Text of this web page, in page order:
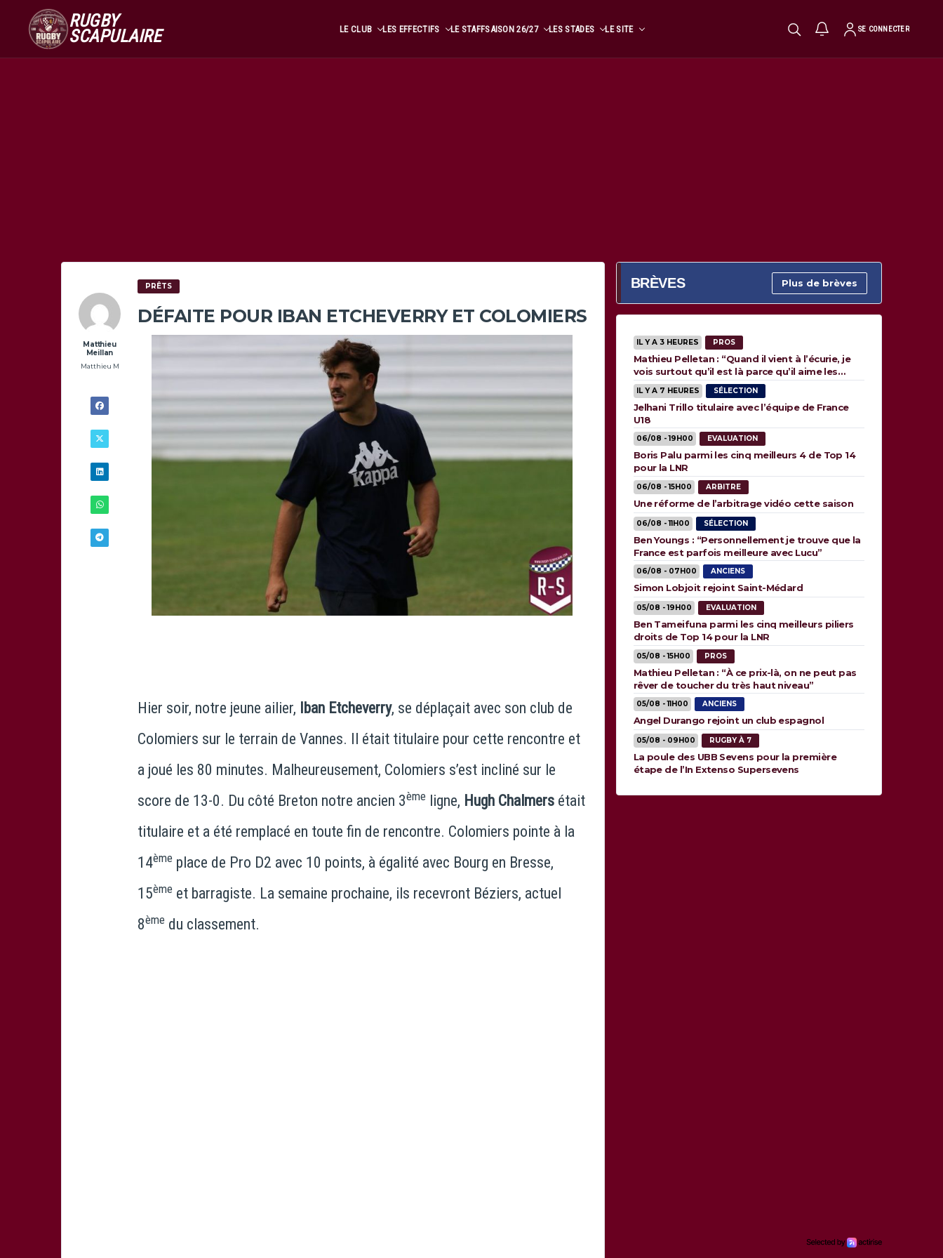
RUGBY
SCAPULAIRE LE CLUB LES EFFECTIFS LE STAFFSAISON 26/27 LES STADES LE SITE SE CONNECTER
Matthieu
Meillan
Matthieu M
PRÊTS
DÉFAITE POUR IBAN ETCHEVERRY ET COLOMIERS
Hier soir, notre jeune ailier, Iban Etcheverry, se déplaçait avec son club de
Colomiers sur le terrain de Vannes. Il était titulaire pour cette rencontre et
a joué les 80 minutes. Malheureusement, Colomiers s’est incliné sur le
score de 13-0. Du côté Breton notre ancien 3ème ligne, Hugh Chalmers était
titulaire et a été remplacé en toute fin de rencontre. Colomiers pointe à la
14ème place de Pro D2 avec 10 points, à égalité avec Bourg en Bresse,
15ème et barragiste. La semaine prochaine, ils recevront Béziers, actuel
8ème du classement.
BRÈVES Plus de brèves
IL Y A 3 HEURES PROS
Mathieu Pelletan : “Quand il vient à l’écurie, je
vois surtout qu’il est là parce qu’il aime les
animaux”
IL Y A 7 HEURES SÉLECTION
Jelhani Trillo titulaire avec l’équipe de France
U18
06/08 - 19H00 EVALUATION
Boris Palu parmi les cinq meilleurs 4 de Top 14
pour la LNR
06/08 - 15H00 ARBITRE
Une réforme de l’arbitrage vidéo cette saison
06/08 - 11H00 SÉLECTION
Ben Youngs : “Personnellement je trouve que la
France est parfois meilleure avec Lucu”
06/08 - 07H00 ANCIENS
Simon Lobjoit rejoint Saint-Médard
05/08 - 19H00 EVALUATION
Ben Tameifuna parmi les cinq meilleurs piliers
droits de Top 14 pour la LNR
05/08 - 15H00 PROS
Mathieu Pelletan : “À ce prix-là, on ne peut pas
rêver de toucher du très haut niveau”
05/08 - 11H00 ANCIENS
Angel Durango rejoint un club espagnol
05/08 - 09H00 RUGBY À 7
La poule des UBB Sevens pour la première
étape de l’In Extenso Supersevens